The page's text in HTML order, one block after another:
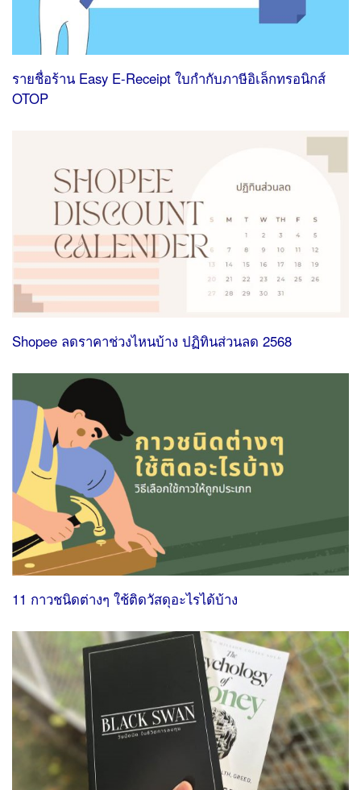
รายชื่อร้าน Easy E-Receipt ใบกํากับภาษีอิเล็กทรอนิกส์
OTOP
Shopee ลดราคาช่วงไหนบ้าง ปฏิทินส่วนลด 2568
11 กาวชนิดต่างๆ ใช้ติดวัสดุอะไรได้บ้าง